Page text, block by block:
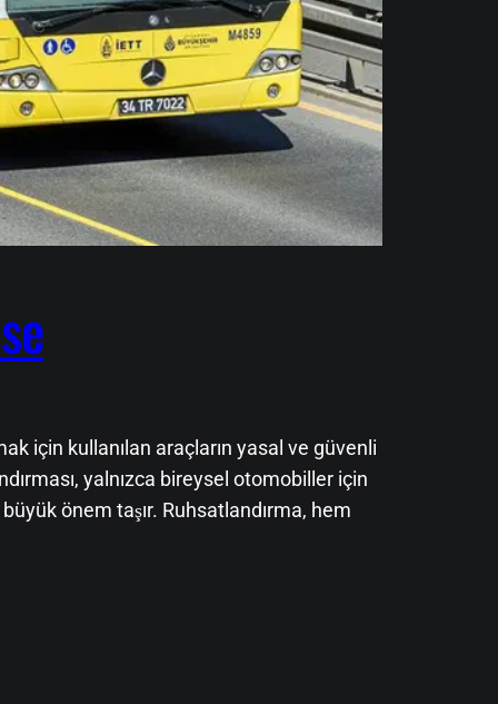
için kullanılan araçların yasal ve güvenli
yalnızca bireysel otomobiller için
önem taşır. Ruhsatlandırma, hem